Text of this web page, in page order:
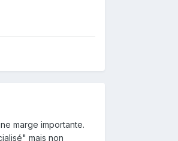
marge importante.
mais non